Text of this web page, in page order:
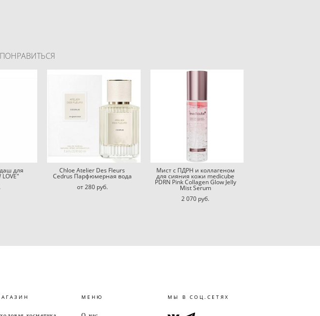
для Chloe Atelier Des Fleurs
Cedrus Парфюмерная вода
от 280 pуб.
Мист с ПДРН и коллагеном
для сияния кожи medicube
PDRN Pink Collagen Glow Jelly
Mist Serum
2 070 pуб.
МЕНЮ МЫ В СОЦ.СЕТЯХ